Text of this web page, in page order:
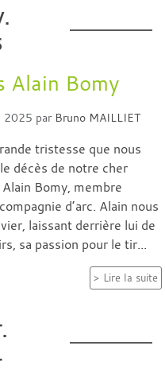
Alain Bomy
2025 par Bruno MAILLIET
tristesse que nous
décès de notre cher
Bomy, membre
d’arc. Alain nous
laissant derrière lui de
sa passion pour le tir...
Lire la suite